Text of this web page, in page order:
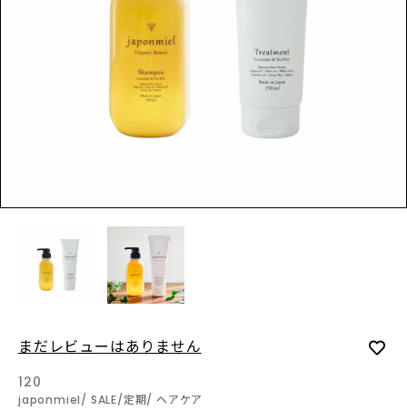
INFORMATION
SHOPに関するよくあるご質
問はこちらでご確認くださ
まだレビューはありません
120
japonmiel SALE 定期 ヘアケア